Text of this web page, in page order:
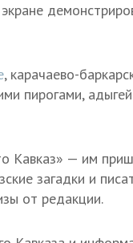
, карачаево-
пирогами,
Кавказ» — им
загадки и
от редакции.